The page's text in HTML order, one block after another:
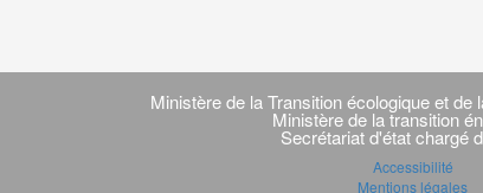
Navigation
transverseMinistère de la Transition écologique et de
Ministère de la transition
Secrétariat d'état chargé
Accessibilité
Mentions légales